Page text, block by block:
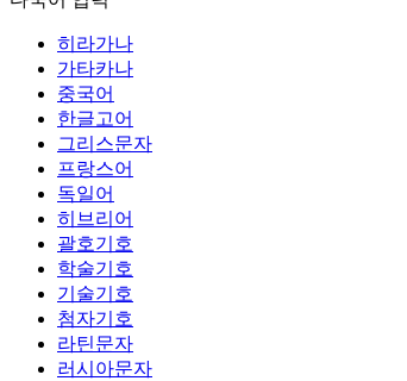
히라가나
가타카나
중국어
한글고어
그리스문자
프랑스어
독일어
히브리어
괄호기호
학술기호
기술기호
첨자기호
라틴문자
러시아문자